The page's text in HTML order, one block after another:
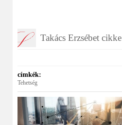
Takács Erzsébet cikke
címkék:
Tehetség